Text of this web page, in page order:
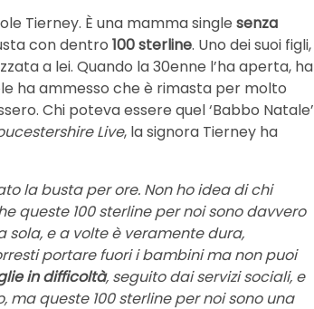
Tierney. È una mamma single senza
con dentro 100 sterline. Uno dei suoi figli,
a lei. Quando la 30enne l’ha aperta, ha
ha ammesso che è rimasta per molto
Chi poteva essere quel ‘Babbo Natale’
Live, la signora Tierney ha
la busta per ore. Non ho idea di chi
queste 100 sterline per noi sono davvero
e a volte è veramente dura,
portare fuori i bambini ma non puoi
in difficoltà, seguito dai servizi sociali, e
queste 100 sterline per noi sono una